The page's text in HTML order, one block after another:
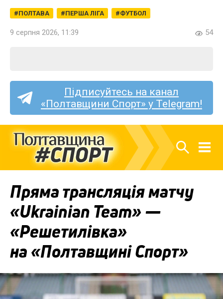
ПОЛТАВА ПЕРША ЛІГА ФУТБОЛ
9 серпня 2026, 11:39 54
Підписуйтесь на канал
«Полтавщини Спорт» у Telegram!
Пряма трансляція матчу
«Ukrainian Team» —
«Решетилівка»
на «Полтавщині Спорт»